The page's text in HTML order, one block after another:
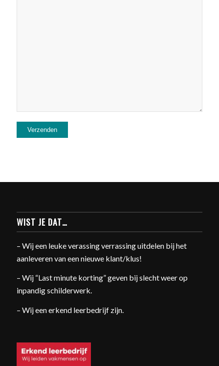
WIST JE DAT…
– Wij een leuke verassing verrassing uitdelen bij het
aanleveren van een nieuwe klant/klus!
– Wij “Last minute korting” geven bij slecht weer op
inpandig schilderwerk.
– Wij een erkend leerbedrijf zijn.